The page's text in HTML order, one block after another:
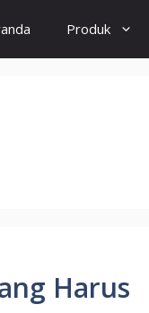
Produk
Harus